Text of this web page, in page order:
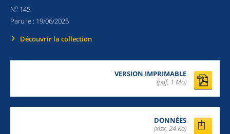
No 145
Paru le : 19/06/2025
Découvrir la collection
VERSION IMPRIMABLE
(pdf, 1 Mo)
DONNÉES
(xlsx, 24 Ko)